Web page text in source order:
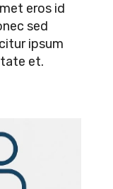
eros id
sed
ipsum
et.